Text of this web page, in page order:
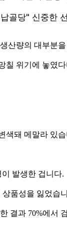
산량의 대부분
칠 위기에 놓였
색돼 메말라 있
발생한 겁니다.
품성을 잃었습
결과 70%에서